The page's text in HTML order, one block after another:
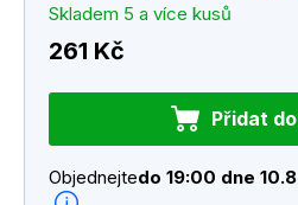
Skladem 5 a více kusů
261 Kč
Přidat
Objednejtedo 19:00 dne